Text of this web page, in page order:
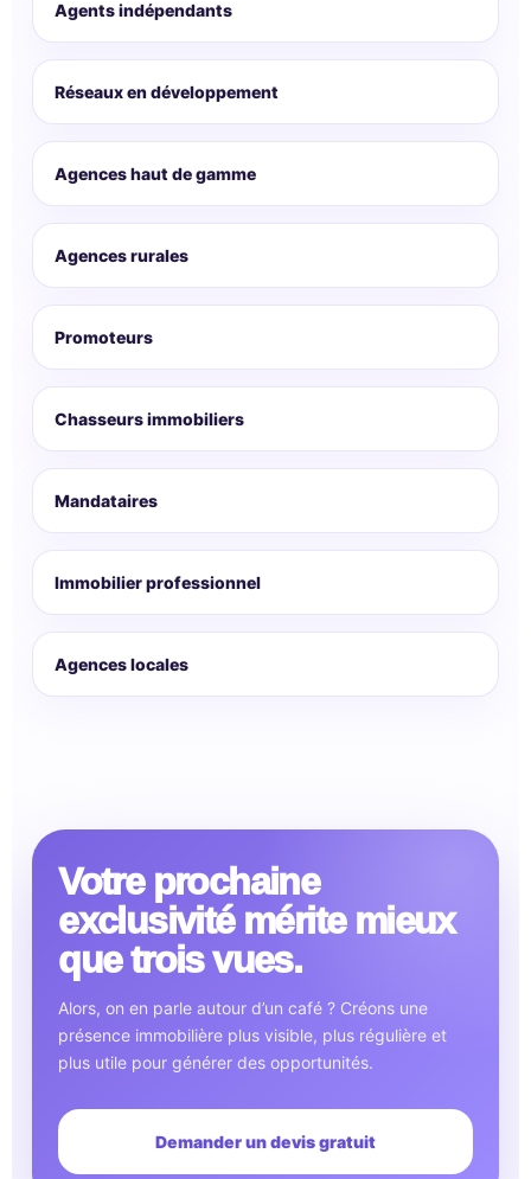
Agents indépendants
Réseaux en développement
Agences haut de gamme
Agences rurales
Promoteurs
Chasseurs immobiliers
Mandataires
Immobilier professionnel
Agences locales
Votre prochaine
exclusivité mérite mieux
que trois vues.
Alors, on en parle autour d’un café ? Créons une
présence immobilière plus visible, plus régulière et
plus utile pour générer des opportunités.
Demander un devis gratuit